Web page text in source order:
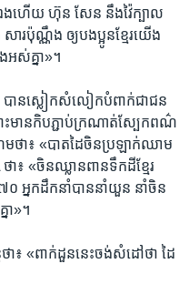
ង​ហើយ ហ៊ុន​ សែន​ នឹង​វ៉ៃ​ក្បាល​
រ​ប៉ុណ្ណឹង​ ឲ្យ​បង​ប្អូន​ខ្មែរ​យើង​
អស់​គ្នា»។​
បាន​ស្លៀក​សំលៀក​បំពាក់​ជា​ជន​
ាន​កិប​ភ្ជាប់​ក្រណាត់​ស្បែក​ពណ៌​
ា៖ «​បាត​ដៃ​ចិន​ប្រឡាក់​ឈាម​
ា៖​ «ចិន​ឈ្លាន​ពាន​ទឹក​ដី​ខ្មែរ​
០ អ្នក​ដឹក​នាំ​បាន​នាំ​យួន នាំ​ចិន​
ា»។
ថា៖ «ពាក់​ដួន​នេះ​ចង់​សំដៅ​ថា ដៃ​